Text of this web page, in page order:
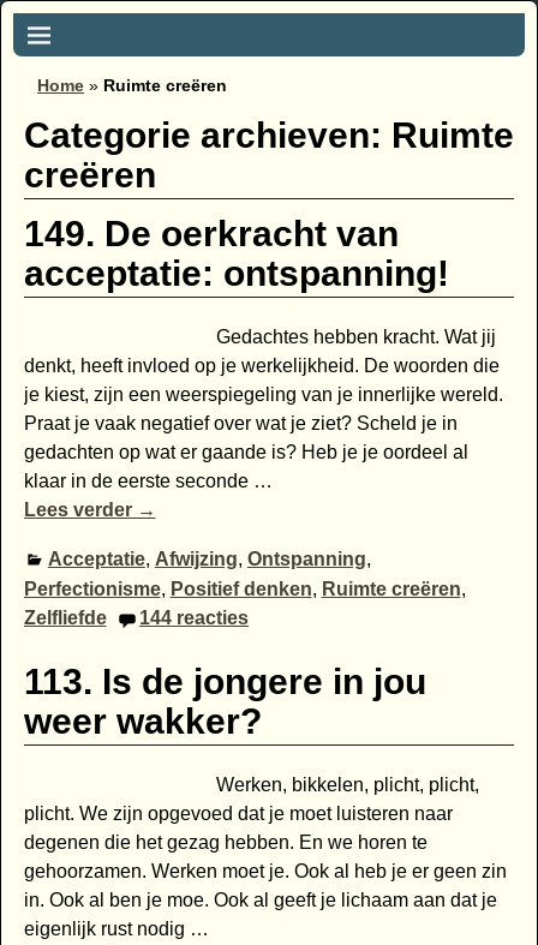
Home » Ruimte creëren
Categorie archieven: Ruimte
creëren
149. De oerkracht van
acceptatie: ontspanning!
Gedachtes hebben kracht. Wat jij
denkt, heeft invloed op je werkelijkheid. De woorden die
je kiest, zijn een weerspiegeling van je innerlijke wereld.
Praat je vaak negatief over wat je ziet? Scheld je in
gedachten op wat er gaande is? Heb je je oordeel al
klaar in de eerste seconde …
Lees verder →
Acceptatie, Afwijzing, Ontspanning,
Perfectionisme, Positief denken, Ruimte creëren,
Zelfliefde
144 reacties
113. Is de jongere in jou
weer wakker?
Werken, bikkelen, plicht, plicht,
plicht. We zijn opgevoed dat je moet luisteren naar
degenen die het gezag hebben. En we horen te
gehoorzamen. Werken moet je. Ook al heb je er geen zin
in. Ook al ben je moe. Ook al geeft je lichaam aan dat je
eigenlijk rust nodig …